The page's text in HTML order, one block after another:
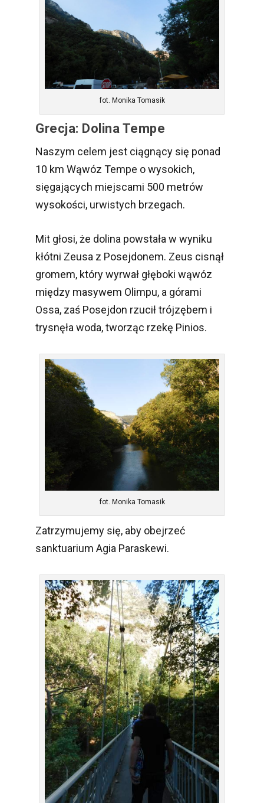
fot. Monika Tomasik
Grecja: Dolina Tempe
Naszym celem jest ciągnący się ponad
10 km Wąwóz Tempe o wysokich,
sięgających miejscami 500 metrów
wysokości, urwistych brzegach.
Mit głosi, że dolina powstała w wyniku
kłótni Zeusa z Posejdonem. Zeus cisnął
gromem, który wyrwał głęboki wąwóz
między masywem Olimpu, a górami
Ossa, zaś Posejdon rzucił trójzębem i
trysnęła woda, tworząc rzekę Pinios.
fot. Monika Tomasik
Zatrzymujemy się, aby obejrzeć
sanktuarium Agia Paraskewi.